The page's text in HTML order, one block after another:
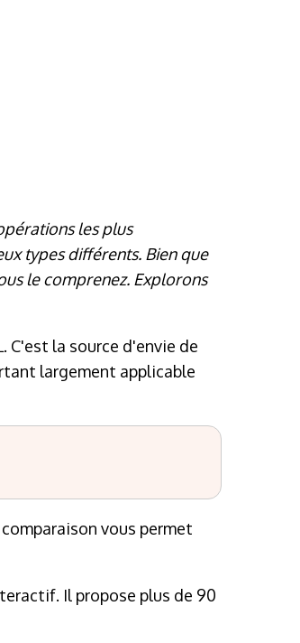
les plus
types différents. Bien que
le comprenez. Explorons
C'est la source d'envie de
largement applicable
vous permet
Il propose plus de 90